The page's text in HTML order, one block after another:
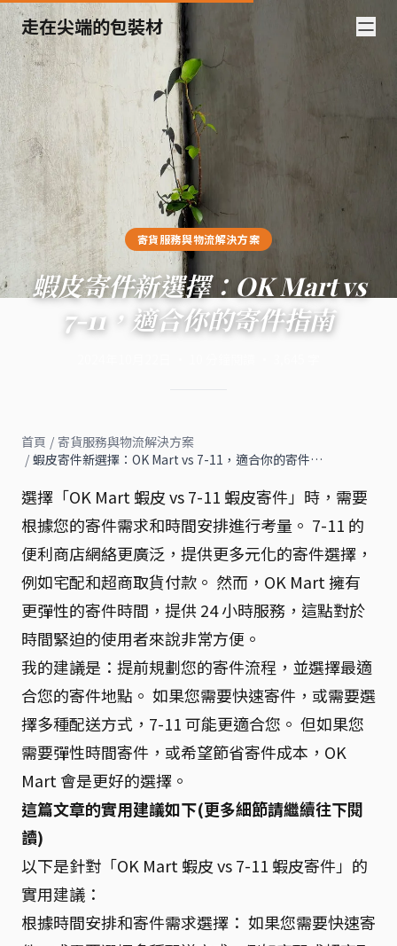
走在尖端的包裝材
寄貨服務與物流解決方案
蝦皮寄件新選擇：OK Mart vs
7-11，適合你的寄件指南
首頁 / 寄貨服務與物流解決方案
/ 蝦皮寄件新選擇：OK Mart vs 7-11，適合你的寄件…
選擇「OK Mart 蝦皮 vs 7-11 蝦皮寄件」時，需要
根據您的寄件需求和時間安排進行考量。 7-11 的
便利商店網絡更廣泛，提供更多元化的寄件選擇，
例如宅配和超商取貨付款。 然而，OK Mart 擁有
更彈性的寄件時間，提供 24 小時服務，這點對於
時間緊迫的使用者來說非常方便。
我的建議是：提前規劃您的寄件流程，並選擇最適
合您的寄件地點。 如果您需要快速寄件，或需要選
擇多種配送方式，7-11 可能更適合您。 但如果您
需要彈性時間寄件，或希望節省寄件成本，OK
Mart 會是更好的選擇。
這篇文章的實用建議如下(更多細節請繼續往下閱
讀)
以下是針對「OK Mart 蝦皮 vs 7-11 蝦皮寄件」的
實用建議：
根據時間安排和寄件需求選擇： 如果您需要快速寄